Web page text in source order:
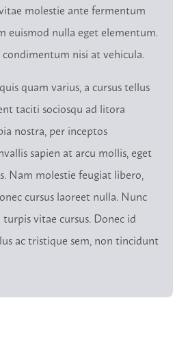
molestie ante fermentum
euismod nulla eget elementum.
nisi at vehicula.
quam varius, a cursus tellus
taciti sociosqu ad litora
nostra, per inceptos
sapien at arcu mollis, eget
Nam molestie feugiat libero,
cursus laoreet nulla. Nunc
vitae cursus. Donec id
ac tristique sem, non tincidunt